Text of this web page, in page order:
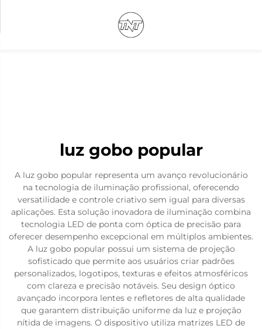
luz gobo popular
A luz gobo popular representa um avanço revolucionário
na tecnologia de iluminação profissional, oferecendo
versatilidade e controle criativo sem igual para diversas
aplicações. Esta solução inovadora de iluminação combina
tecnologia LED de ponta com óptica de precisão para
oferecer desempenho excepcional em múltiplos ambientes.
A luz gobo popular possui um sistema de projeção
sofisticado que permite aos usuários criar padrões
personalizados, logotipos, texturas e efeitos atmosféricos
com clareza e precisão notáveis. Seu design óptico
avançado incorpora lentes e refletores de alta qualidade
que garantem distribuição uniforme da luz e projeção
nítida de imagens. O dispositivo utiliza matrizes LED de